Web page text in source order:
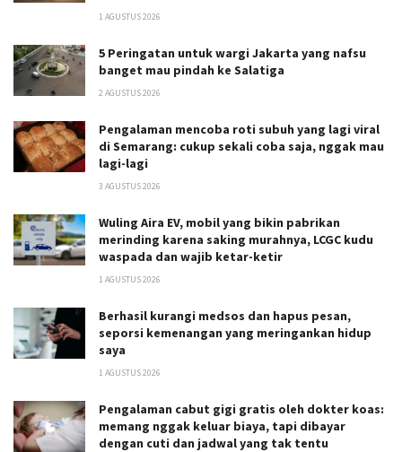
1 AGUSTUS 2026
5 Peringatan untuk wargi Jakarta yang nafsu
banget mau pindah ke Salatiga
2 AGUSTUS 2026
Pengalaman mencoba roti subuh yang lagi viral
di Semarang: cukup sekali coba saja, nggak mau
lagi-lagi
3 AGUSTUS 2026
Wuling Aira EV, mobil yang bikin pabrikan
merinding karena saking murahnya, LCGC kudu
waspada dan wajib ketar-ketir
1 AGUSTUS 2026
Berhasil kurangi medsos dan hapus pesan,
seporsi kemenangan yang meringankan hidup
saya
1 AGUSTUS 2026
Pengalaman cabut gigi gratis oleh dokter koas:
memang nggak keluar biaya, tapi dibayar
dengan cuti dan jadwal yang tak tentu